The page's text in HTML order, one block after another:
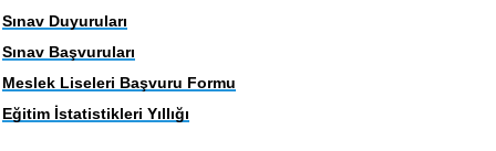
Sınav Duyuruları
Sınav Başvuruları
Meslek Liseleri Başvuru Formu
Eğitim İstatistikleri Yıllığı